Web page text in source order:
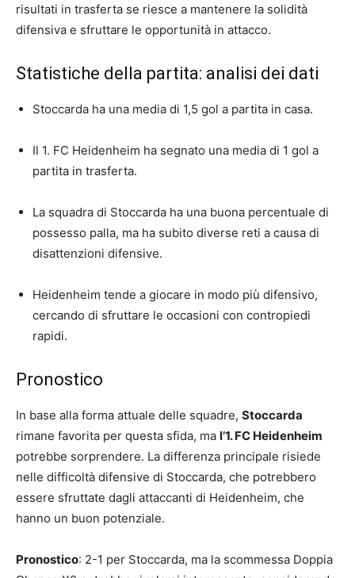
risultati in trasferta se riesce a mantenere la solidità
difensiva e sfruttare le opportunità in attacco.
Statistiche della partita: analisi dei dati
Stoccarda ha una media di 1,5 gol a partita in casa.
Il 1. FC Heidenheim ha segnato una media di 1 gol a
partita in trasferta.
La squadra di Stoccarda ha una buona percentuale di
possesso palla, ma ha subito diverse reti a causa di
disattenzioni difensive.
Heidenheim tende a giocare in modo più difensivo,
cercando di sfruttare le occasioni con contropiedi
rapidi.
Pronostico
In base alla forma attuale delle squadre, Stoccarda
rimane favorita per questa sfida, ma l’1. FC Heidenheim
potrebbe sorprendere. La differenza principale risiede
nelle difficoltà difensive di Stoccarda, che potrebbero
essere sfruttate dagli attaccanti di Heidenheim, che
hanno un buon potenziale.
Pronostico: 2-1 per Stoccarda, ma la scommessa Doppia